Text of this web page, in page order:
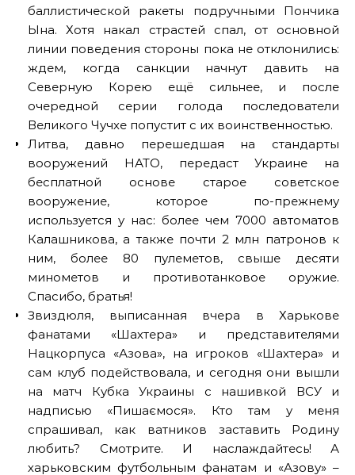
баллистической ракеты подручными Пончика
Ына. Хотя накал страстей спал, от основной
линии поведения стороны пока не отклонились:
ждем, когда санкции начнут давить на
Северную Корею ещё сильнее, и после
очередной серии голода последователи
Великого Чучхе попустит с их воинственностью.
Литва, давно перешедшая на стандарты
вооружений НАТО, передаст Украине на
бесплатной основе старое советское
вооружение, которое по-прежнему
используется у нас: более чем 7000 автоматов
Калашникова, а также почти 2 млн патронов к
ним, более 80 пулеметов, свыше десяти
минометов и противотанковое оружие.
Спасибо, братья!
Звиздюля, выписанная вчера в Харькове
фанатами «Шахтера» и представителями
Нацкорпуса «Азова», на игроков «Шахтера» и
сам клуб подействовала, и сегодня они вышли
на матч Кубка Украины с нашивкой ВСУ и
надписью «Пишаємося». Кто там у меня
спрашивал, как ватников заставить Родину
любить? Смотрите. И наслаждайтесь! А
харьковским футбольным фанатам и «Азову» –